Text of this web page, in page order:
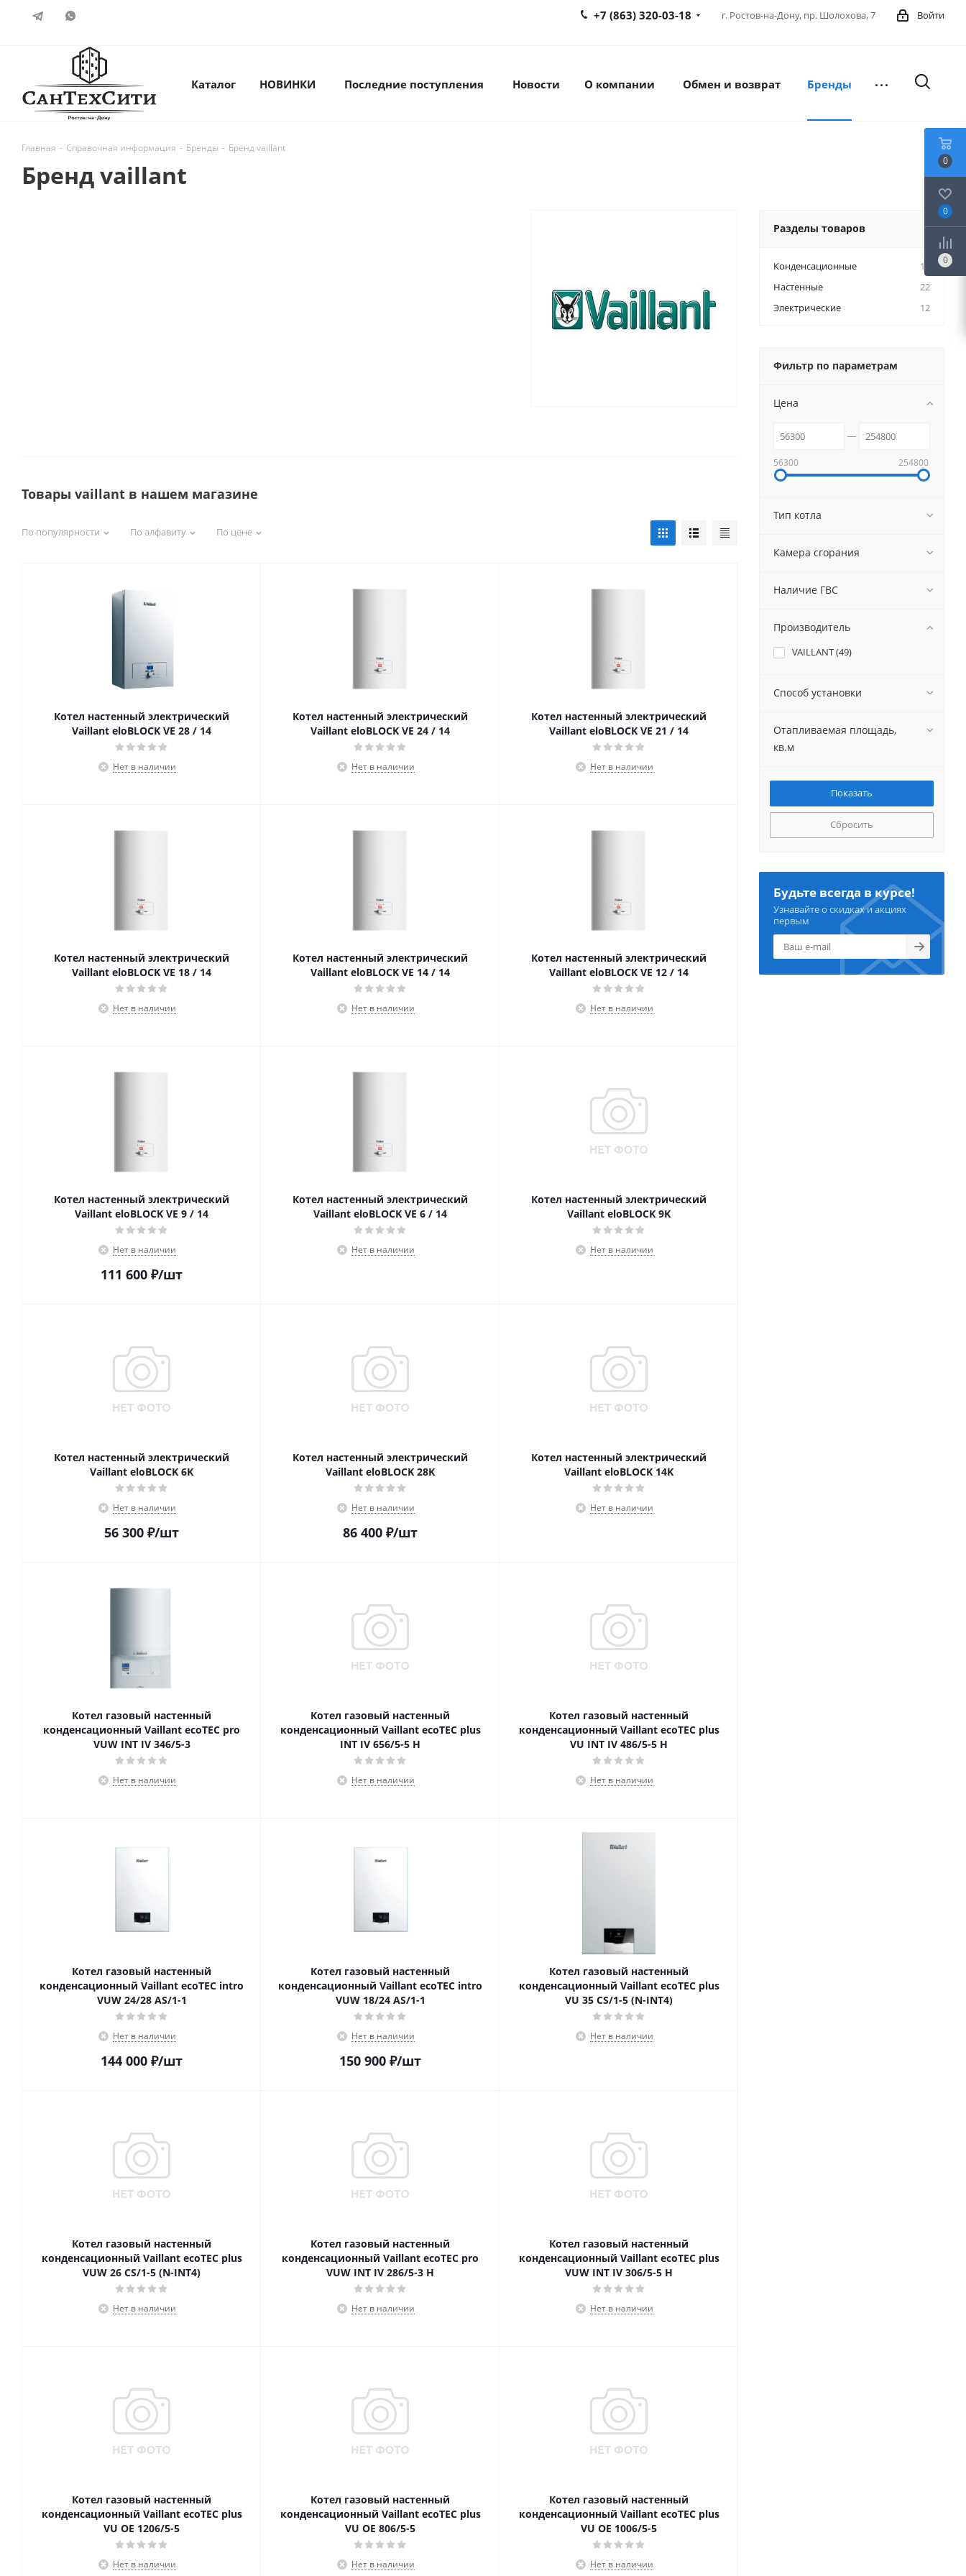
Войти
г. Ростов-на-Дону, пр. Шолохова, 7
+7 (863) 320-03-18
Каталог НОВИНКИ Последние поступления Новости О компании Обмен и возврат Бренды
Главная - Справочная информация - Бренды - Бренд vaillant
Бренд vaillant
Товары vaillant в нашем магазине
По популярности По алфавиту По цене
Котел настенный электрический
Vaillant eloBLOCK VE 28 / 14
Нет в наличии
Котел настенный электрический
Vaillant eloBLOCK VE 24 / 14
Нет в наличии
Котел настенный электрический
Vaillant eloBLOCK VE 21 / 14
Нет в наличии
Котел настенный электрический
Vaillant eloBLOCK VE 18 / 14
Нет в наличии
Котел настенный электрический
Vaillant eloBLOCK VE 14 / 14
Нет в наличии
Котел настенный электрический
Vaillant eloBLOCK VE 12 / 14
Нет в наличии
Котел настенный электрический
Vaillant eloBLOCK VE 9 / 14
Нет в наличии
111 600 ₽/шт
Котел настенный электрический
Vaillant eloBLOCK VE 6 / 14
Нет в наличии
Котел настенный электрический
Vaillant eloBLOCK 9K
Нет в наличии
Котел настенный электрический
Vaillant eloBLOCK 6K
Нет в наличии
56 300 ₽/шт
Котел настенный электрический
Vaillant eloBLOCK 28K
Нет в наличии
86 400 ₽/шт
Котел настенный электрический
Vaillant eloBLOCK 14K
Нет в наличии
Котел газовый настенный
конденсационный Vaillant ecoTEC pro
VUW INT IV 346/5-3
Нет в наличии
Котел газовый настенный
конденсационный Vaillant ecoTEC plus
INT IV 656/5-5 H
Нет в наличии
Котел газовый настенный
конденсационный Vaillant ecoTEC plus
VU INT IV 486/5-5 H
Нет в наличии
Котел газовый настенный
конденсационный Vaillant ecoTEC intro
VUW 24/28 AS/1-1
Нет в наличии
144 000 ₽/шт
Котел газовый настенный
конденсационный Vaillant ecoTEC intro
VUW 18/24 AS/1-1
Нет в наличии
150 900 ₽/шт
Котел газовый настенный
конденсационный Vaillant ecoTEC plus
VU 35 CS/1-5 (N-INT4)
Нет в наличии
Котел газовый настенный
конденсационный Vaillant ecoTEC plus
VUW 26 CS/1-5 (N-INT4)
Нет в наличии
Котел газовый настенный
конденсационный Vaillant ecoTEC pro
VUW INT IV 286/5-3 H
Нет в наличии
Котел газовый настенный
конденсационный Vaillant ecoTEC plus
VUW INT IV 306/5-5 H
Нет в наличии
Котел газовый настенный
конденсационный Vaillant ecoTEC plus
VU OE 1206/5-5
Нет в наличии
Котел газовый настенный
конденсационный Vaillant ecoTEC plus
VU OE 806/5-5
Нет в наличии
Котел газовый настенный
конденсационный Vaillant ecoTEC plus
VU OE 1006/5-5
Нет в наличии
Разделы товаров
Конденсационные
15
Настенные
22
Электрические
12
Фильтр по параметрам
Цена
56300 254800
Тип котла
Камера сгорания
Наличие ГВС
Производитель
VAILLANT (49)
Способ установки
Отапливаемая площадь,
кв.м
Сбросить
Будьте всегда в курсе!
Узнавайте о скидках и акциях
первым
0
0
0